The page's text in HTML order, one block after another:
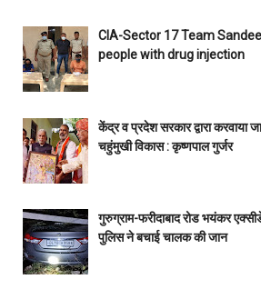
CIA-Sector 17 Team
people with drug injection
केंद्र व प्रदेश सरकार द्वारा करवाया
चहुंमुखी विकास : कृष्णपाल गुर्जर
गुरुग्राम-फरीदाबाद रोड भयंकर
पुलिस ने बचाई चालक की जान